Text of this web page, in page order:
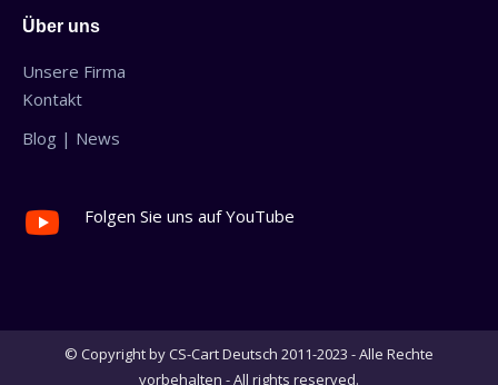
Über uns
Unsere Firma
Kontakt
Blog | News
Folgen Sie uns auf YouTube
© Copyright by CS-Cart Deutsch 2011-2023 - Alle Rechte
vorbehalten - All rights reserved.